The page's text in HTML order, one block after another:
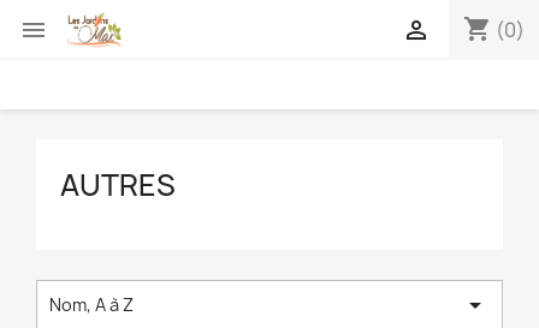
 shopping_cart (0)

AUTRES
Nom, A à Z 